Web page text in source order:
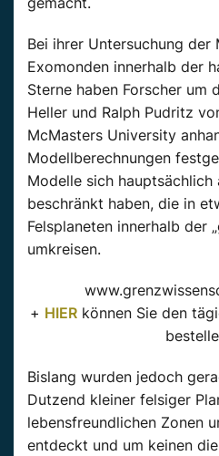
Bei ihrer Untersuchung
Exomonden innerhalb der
Sterne haben Forscher um
Heller und Ralph Pudritz
McMasters University
Modellberechnungen
Modelle sich hauptsächlich
beschränkt haben, die in
Felsplaneten innerhalb der
umkreisen.
+ HIER können Sie den
Bislang wurden jedoch
Dutzend kleiner felsiger
lebensfreundlichen Zonen
entdeckt und um keinen